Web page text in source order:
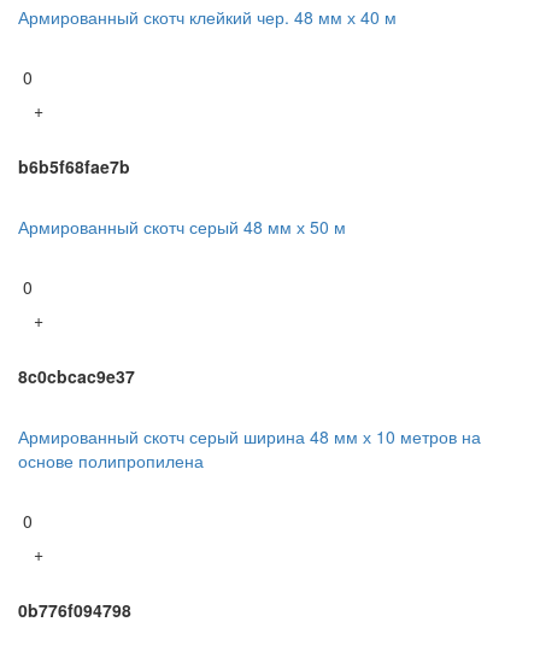
Армированный скотч клейкий чер. 48 мм х 40 м
0
+
b6b5f68fae7b
Армированный скотч серый 48 мм х 50 м
0
+
8c0cbcac9e37
Армированный скотч серый ширина 48 мм х 10 метров на
основе полипропилена
0
+
0b776f094798